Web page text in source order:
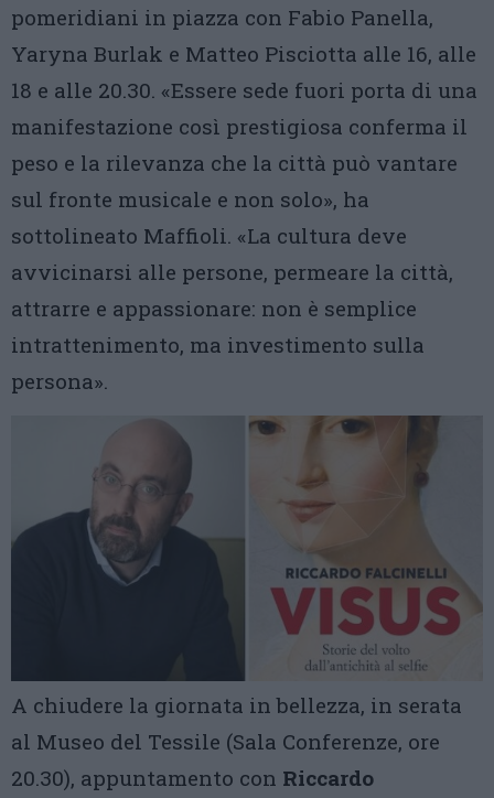
pomeridiani in piazza con Fabio Panella,
Yaryna Burlak e Matteo Pisciotta alle 16, alle
18 e alle 20.30. «Essere sede fuori porta di una
manifestazione così prestigiosa conferma il
peso e la rilevanza che la città può vantare
sul fronte musicale e non solo», ha
sottolineato Maffioli. «La cultura deve
avvicinarsi alle persone, permeare la città,
attrarre e appassionare: non è semplice
intrattenimento, ma investimento sulla
persona».
A chiudere la giornata in bellezza, in serata
al Museo del Tessile (Sala Conferenze, ore
20.30), appuntamento con Riccardo